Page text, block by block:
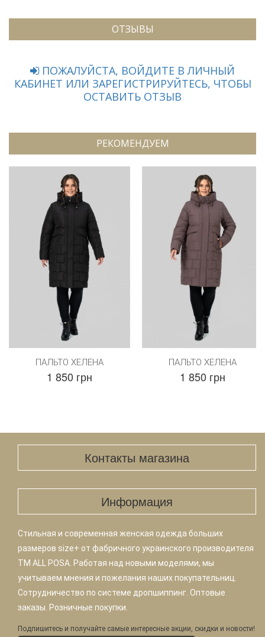
ОТЗЫВЫ
ПОЖАЛУЙСТА, ВОЙДИТЕ В ЛИЧНЫЙ
КАБИНЕТ ИЛИ ЗАРЕГИСТРИРУЙТЕСЬ, ЧТОБЫ
ОСТАВИТЬ ОТЗЫВ
РЕКОМЕНДУЕМ
ПАЛЬТО ХЕЛЕНА
1 850 грн
ПАЛЬТО ХЕЛЕНА
1 850 грн
Контакты магазина
Информация
Стильная и современная женская одежда больших
размеров size+ от фабричного украинского производителя
TM ALL POSA. Работая над новыми моделями, мы
учитываем мнения и пожелания наших покупательниц.
Сотрудничество по системе дропшиппинг. Оптовые
заказы. Розничные покупки.
Подпишитесь и получайте самые интересные акции, скидки и новости!